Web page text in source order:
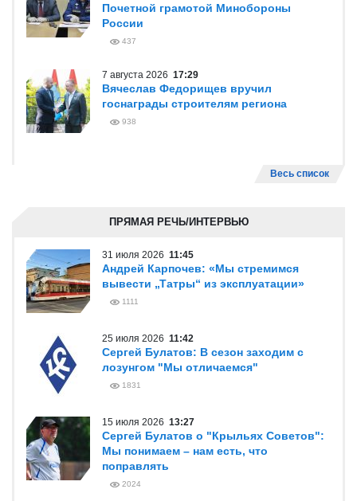
Почетной грамотой Минобороны
России
437
7 августа 2026 17:29
Вячеслав Федорищев вручил
госнаграды строителям региона
938
Весь список
ПРЯМАЯ РЕЧЬ/ИНТЕРВЬЮ
31 июля 2026 11:45
Андрей Карпочев: «Мы стремимся
вывести „Татры“ из эксплуатации»
1111
25 июля 2026 11:42
Сергей Булатов: В сезон заходим с
лозунгом "Мы отличаемся"
1831
15 июля 2026 13:27
Сергей Булатов о "Крыльях Советов":
Мы понимаем – нам есть, что
поправлять
2024